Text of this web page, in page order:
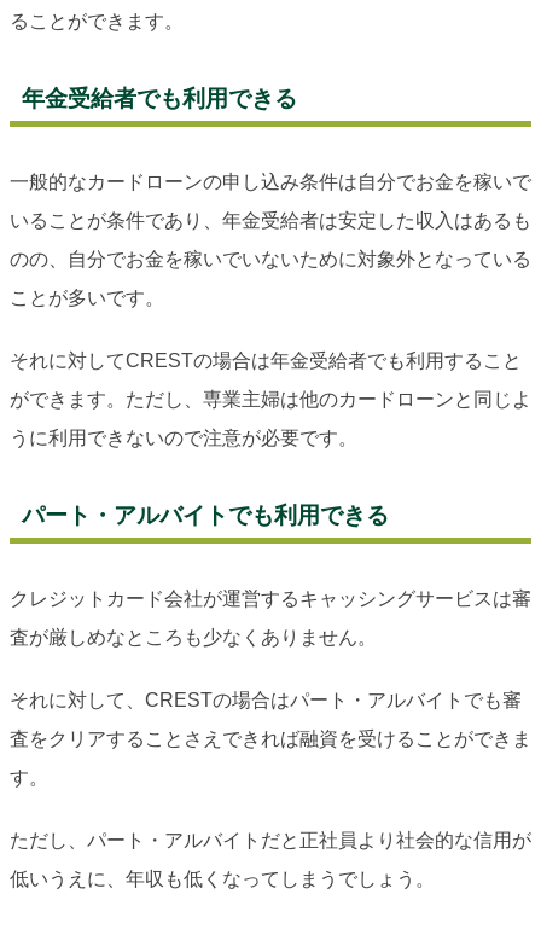
ることができます。
年金受給者でも利用できる
一般的なカードローンの申し込み条件は自分でお金を稼いで
いることが条件であり、年金受給者は安定した収入はあるも
のの、自分でお金を稼いでいないために対象外となっている
ことが多いです。
それに対してCRESTの場合は年金受給者でも利用すること
ができます。ただし、専業主婦は他のカードローンと同じよ
うに利用できないので注意が必要です。
パート・アルバイトでも利用できる
クレジットカード会社が運営するキャッシングサービスは審
査が厳しめなところも少なくありません。
それに対して、CRESTの場合はパート・アルバイトでも審
査をクリアすることさえできれば融資を受けることができま
す。
ただし、パート・アルバイトだと正社員より社会的な信用が
低いうえに、年収も低くなってしまうでしょう。